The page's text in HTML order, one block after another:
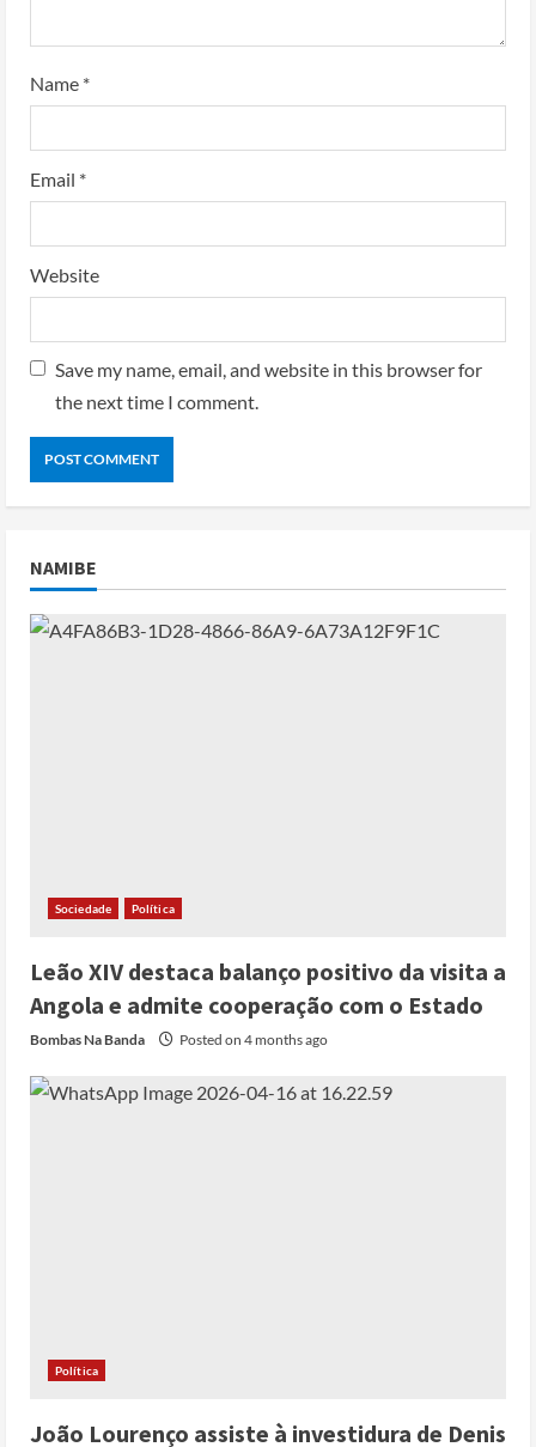
Name *
Email *
Website
Save my name, email, and website in this browser for
the next time I comment.
NAMIBE
Sociedade Política
Leão XIV destaca balanço positivo da visita a
Angola e admite cooperação com o Estado
Bombas Na Banda Posted on 4 months ago
Política
João Lourenço assiste à investidura de Denis